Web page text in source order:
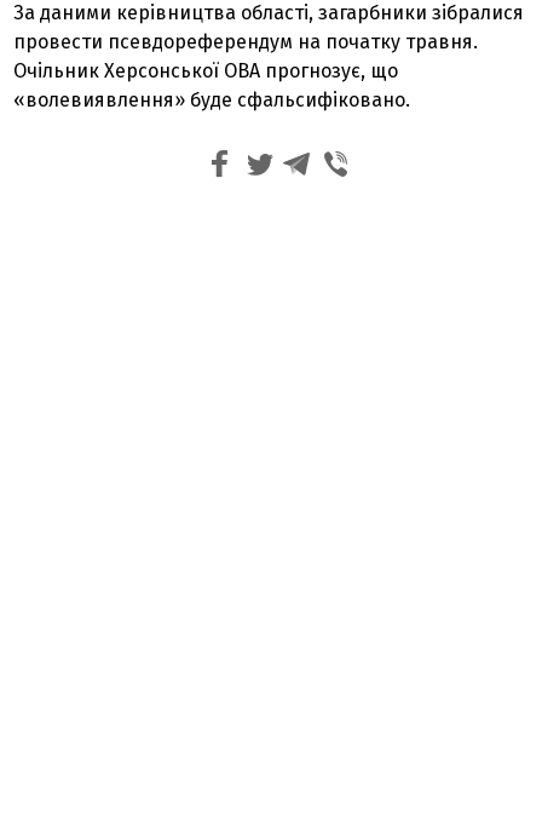
За даними керівництва області, загарбники зібралися
провести псевдореферендум на початку травня.
Очільник Херсонської ОВА прогнозує, що
«волевиявлення» буде сфальсифіковано.